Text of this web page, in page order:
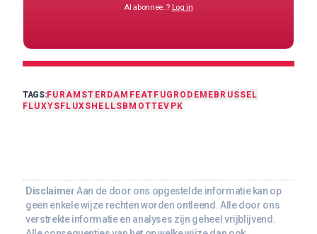
Al abonnee..? Log in
TAGS:FURAMSTERDAM FEAT FUGRO DEME BRUSSEL
FLUXYS FLUXSHELLSBMOTTEVPK
Disclaimer Aan de door ons opgestelde informatie kan op
geen enkele wijze rechten worden ontleend. Alle door ons
verstrekte informatie en analyses zijn geheel vrijblijvend.